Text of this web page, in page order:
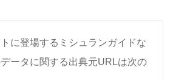
トに登場するミシュランガイドな
ータに関する出典元URLは次の